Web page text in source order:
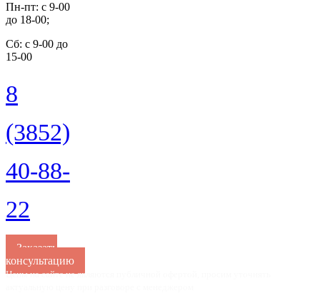
Пн-пт: с 9-00
до 18-00;
Cб: с 9-00 до
15-00
8
(3852)
40-88-
22
Заказать
консультацию
Цены на сайте не являются публичной офертой, просим уточнять